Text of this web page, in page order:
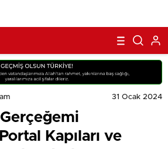
31 Ocak 2024
Kapıları ve